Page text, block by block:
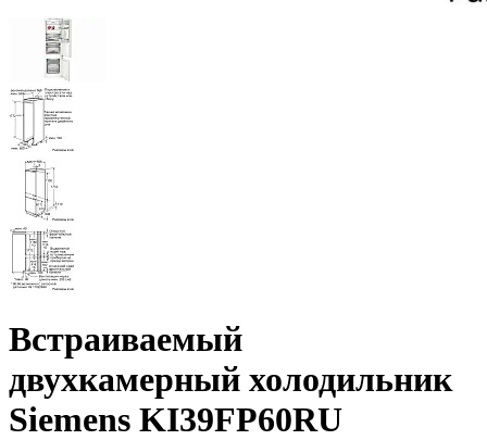
Встраиваемый
двухкамерный холодильник
Siemens KI39FP60RU